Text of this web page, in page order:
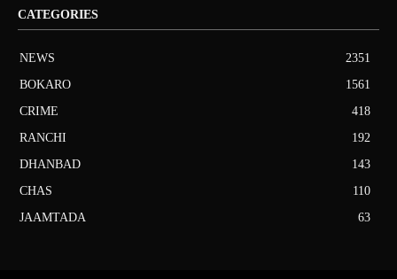
CATEGORIES
NEWS
2351
BOKARO
1561
CRIME
418
RANCHI
192
DHANBAD
143
CHAS
110
JAAMTADA
63